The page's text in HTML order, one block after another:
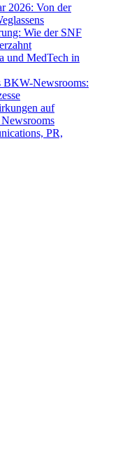
2026: Von der
Wie der SNF
und MedTech in
BKW-Newsrooms:
auf
PR,